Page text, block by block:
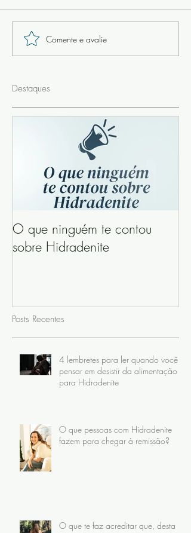
Comente e avalie
Destaques
O que ninguém te contou
sobre Hidradenite
Posts Recentes
4 lembretes para ler quando você
pensar em desistir da alimentação
para Hidradenite
O que pessoas com Hidradenite
fazem para chegar à remissão?
O que te faz acreditar que, desta